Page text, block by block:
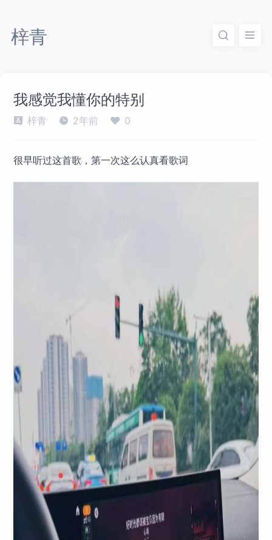
梓青
我感觉我懂你的特别
梓青 2年前 0
很早听过这首歌，第一次这么认真看歌词